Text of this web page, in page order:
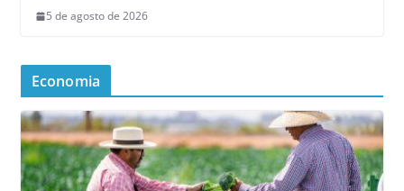
5 de agosto de 2026
Economia